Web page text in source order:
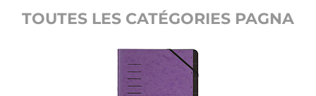
TOUTES LES CATÉGORIES PAGNA